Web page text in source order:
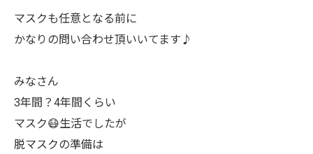
マスクも任意となる前に
かなりの問い合わせ頂いいてます♪
みなさん
3年間？4年間くらい
マスク😷生活でしたが
脱マスクの準備は